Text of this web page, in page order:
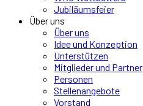
Jubiläumsfeier
Über uns
Über uns
Idee und Konzeption
Unterstützen
Mitglieder und Partner
Personen
Stellenangebote
Vorstand